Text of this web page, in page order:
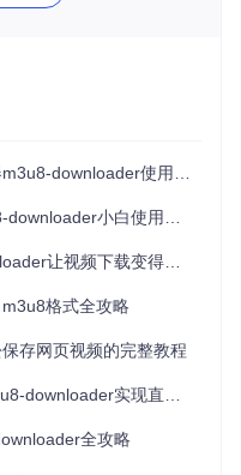
段信息，无需手动处理复
视频时，使用20线程下
中断，重新运行命令后也
使用指南：从入门到精通
小白使用指南
视频下载变得如此简单
格式全攻略
存网页视频的完整教程
直播视频永久保存的3种落地方法
全攻略